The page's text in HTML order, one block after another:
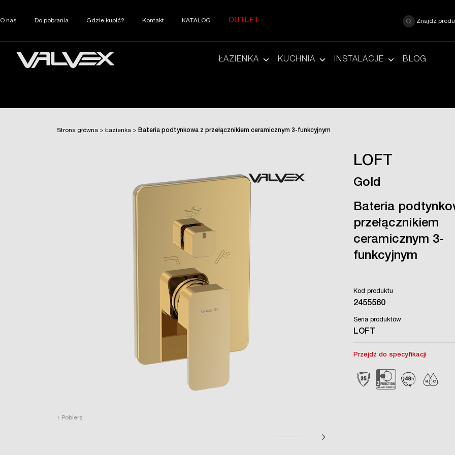
O nas Do pobrania Gdzie kupić? Kontakt KATALOG OUTLET Znajdź
ŁAZIENKA KUCHNIA INSTALACJE BLOG
Strona główna > Łazienka > Bateria podtynkowa z przełącznikiem ceramicznym 3-funkcyjnym
› Pobierz
LOFT
Gold
Bateria
przełącznikiem
ceramicznym 3-
funkcyjnym
Kod produktu
2455560
Seria produktów
LOFT
Przejdź do specyfikacji